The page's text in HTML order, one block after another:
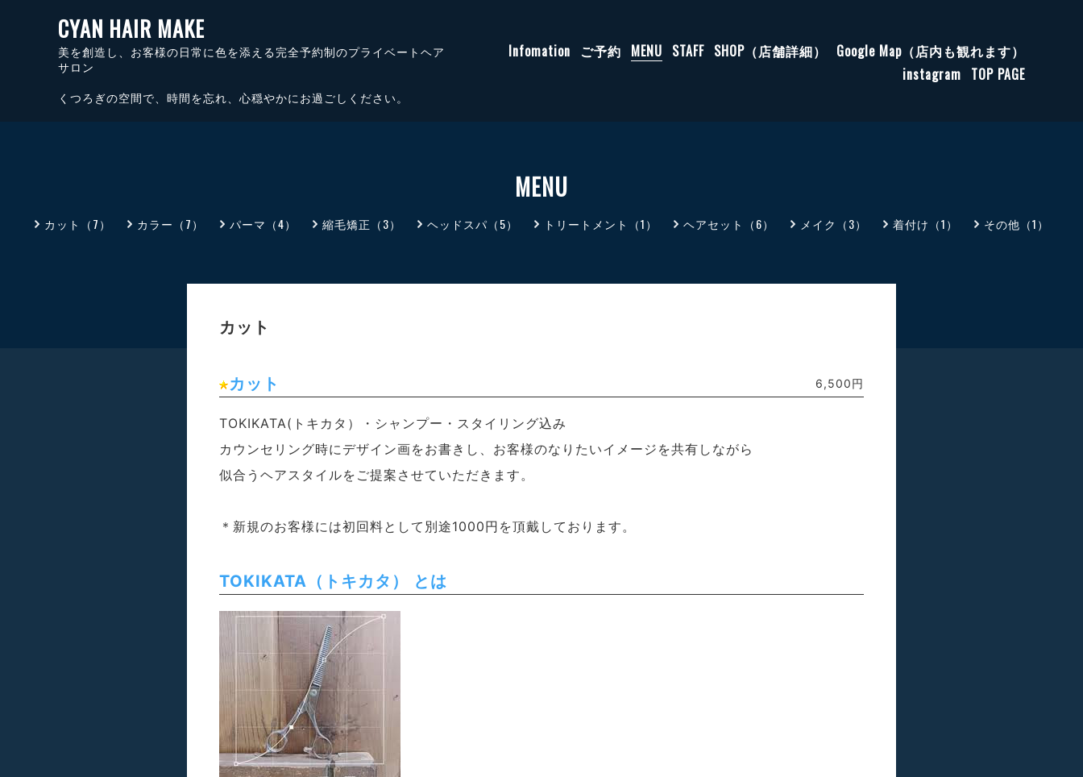
CYAN HAIR MAKE
美を創造し、お客様の日常に色を添える完全予約制のプライベートヘア
サロン
くつろぎの空間で、時間を忘れ、心穏やかにお過ごしください。
Infomation ご予約 MENU STAFF SHOP（店舗詳細）
Google Map（店内も観れます）
instagram TOP PAGE
MENU
カット（7） カラー（7） パーマ（4） 縮毛矯正（3） ヘッドスパ（5） トリートメント（1） ヘアセット（6） メイク（3） 着付け（1） その他（1）
カット
カット 6,500円
TOKIKATA(トキカタ）・シャンプー・スタイリング込み
カウンセリング時にデザイン画をお書きし、お客様のなりたいイメージを共有しながら
似合うヘアスタイルをご提案させていただきます。
＊新規のお客様には初回料として別途1000円を頂戴しております。
TOKIKATA（トキカタ） とは